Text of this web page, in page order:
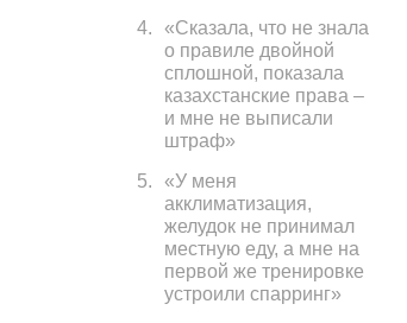
4.
«Сказала, что не знала
о правиле двойной
сплошной, показала
казахстанские права –
и мне не выписали
штраф»
5.
«У меня
акклиматизация,
желудок не принимал
местную еду, а мне на
первой же тренировке
устроили спарринг»